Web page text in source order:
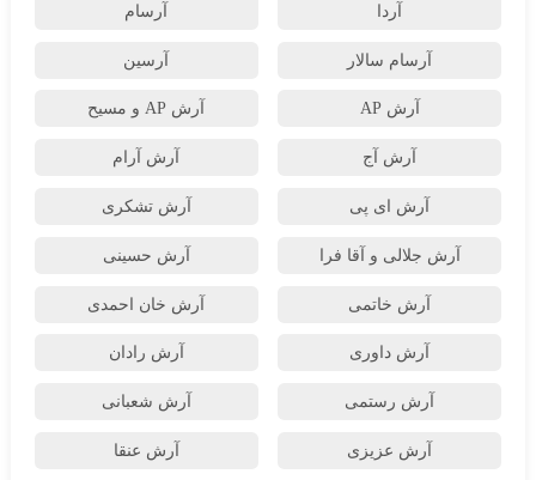
آردا آرسام
آرسام سالار آرسین
آرش AP آرش AP و مسیح
آرش آج آرش آرام
آرش ای پی آرش تشکری
آرش جلالی و آقا فرا آرش حسینی
آرش خاتمی آرش خان احمدی
آرش داوری آرش رادان
آرش رستمى آرش شعبانی
آرش عزیزی آرش عنقا